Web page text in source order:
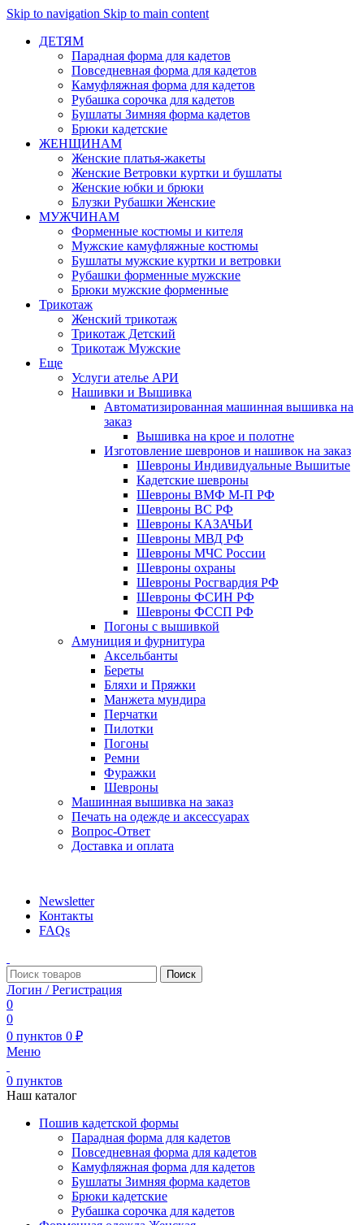
Skip to navigation Skip to main content
ДЕТЯМ
Парадная форма для кадетов
Повседневная форма для кадетов
Камуфляжная форма для кадетов
Рубашка сорочка для кадетов
Бушлаты Зимняя форма кадетов
Брюки кадетские
ЖЕНЩИНАМ
Женские платья-жакеты
Женские Ветровки куртки и бушлаты
Женские юбки и брюки
Блузки Рубашки Женские
МУЖЧИНАМ
Форменные костюмы и кителя
Мужские камуфляжные костюмы
Бушлаты мужские куртки и ветровки
Рубашки форменные мужские
Брюки мужские форменные
Трикотаж
Женский трикотаж
Трикотаж Детский
Трикотаж Мужские
Еще
Услуги ателье АРИ
Нашивки и Вышивка
Автоматизированная машинная вышивка на
заказ
Вышивка на крое и полотне
Изготовление шевронов и нашивок на заказ
Шевроны Индивидуальные Вышитые
Кадетские шевроны
Шевроны ВМФ М-П РФ
Шевроны ВС РФ
Шевроны КАЗАЧЬИ
Шевроны МВД РФ
Шевроны МЧС России
Шевроны охраны
Шевроны Росгвардия РФ
Шевроны ФСИН РФ
Шевроны ФССП РФ
Погоны с вышивкой
Амуниция и фурнитура
Аксельбанты
Береты
Бляхи и Пряжки
Манжета мундира
Перчатки
Пилотки
Погоны
Ремни
Фуражки
Шевроны
Машинная вышивка на заказ
Печать на одежде и аксессуарах
Вопрос-Ответ
Доставка и оплата
Newsletter
Контакты
FAQs
Поиск
Логин / Регистрация
0
0
0 пунктов 0 ₽
Меню
0 пунктов
Наш каталог
Пошив кадетской формы
Парадная форма для кадетов
Повседневная форма для кадетов
Камуфляжная форма для кадетов
Бушлаты Зимняя форма кадетов
Брюки кадетские
Рубашка сорочка для кадетов